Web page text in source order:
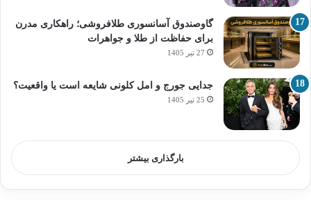
گاوصندوق آسانسوری طلافروشی؛ راهکاری مدرن
برای حفاظت از طلا و جواهرات
27 تیر 1405
جدایی جورج و امل کلونی شایعه است یا واقعیت؟
25 تیر 1405
بارگذاری بیشتر